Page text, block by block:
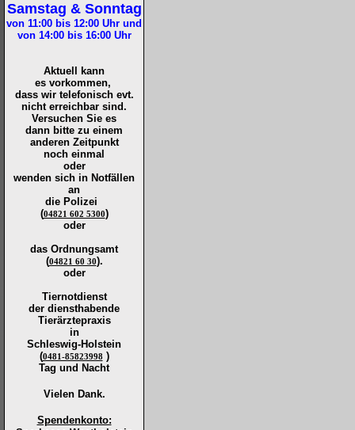
Samstag & Sonntag
von 11:00 bis 12:00 Uhr und
von 14:00 bis 16:00Uhr
Aktuell kann
es vorkommen,
dass wir telefonisch evt.
nicht erreichbar sind.
Versuchen Sie es
dann bitte zu einem
anderen Zeitpunkt
noch einmal
oder
wenden sich in Notfällen
an
die Polizei
(04821 602 5300)
oder
das Ordnungsamt
(04821 60 30).
oder
Tiernotdienst
der diensthabende
Tierärztepraxis
in
Schleswig-Holstein
(0481-85823998 )
Tag und Nacht
Vielen Dank.
Spendenkonto: